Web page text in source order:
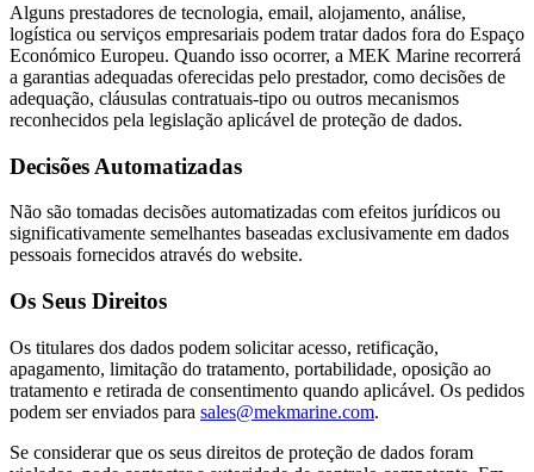
Alguns prestadores de tecnologia, email, alojamento, análise,
logística ou serviços empresariais podem tratar dados fora do Espaço
Económico Europeu. Quando isso ocorrer, a MEK Marine recorrerá
a garantias adequadas oferecidas pelo prestador, como decisões de
adequação, cláusulas contratuais-tipo ou outros mecanismos
reconhecidos pela legislação aplicável de proteção de dados.
Decisões Automatizadas
Não são tomadas decisões automatizadas com efeitos jurídicos ou
significativamente semelhantes baseadas exclusivamente em dados
pessoais fornecidos através do website.
Os Seus Direitos
Os titulares dos dados podem solicitar acesso, retificação,
apagamento, limitação do tratamento, portabilidade, oposição ao
tratamento e retirada de consentimento quando aplicável. Os pedidos
podem ser enviados para sales@mekmarine.com.
Se considerar que os seus direitos de proteção de dados foram